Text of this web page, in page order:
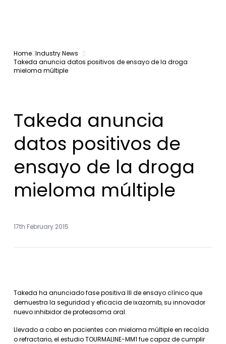
Home Industry News
Takeda anuncia datos positivos de ensayo de la droga
mieloma múltiple
Takeda anuncia
datos positivos de
ensayo de la droga
mieloma múltiple
17th February 2015
Takeda ha anunciado fase positiva III de ensayo clínico que
demuestra la seguridad y eficacia de ixazomib, su innovador
nuevo inhibidor de proteasoma oral.
Llevado a cabo en pacientes con mieloma múltiple en recaída
o refractario, el estudio TOURMALINE-MM1 fue capaz de cumplir